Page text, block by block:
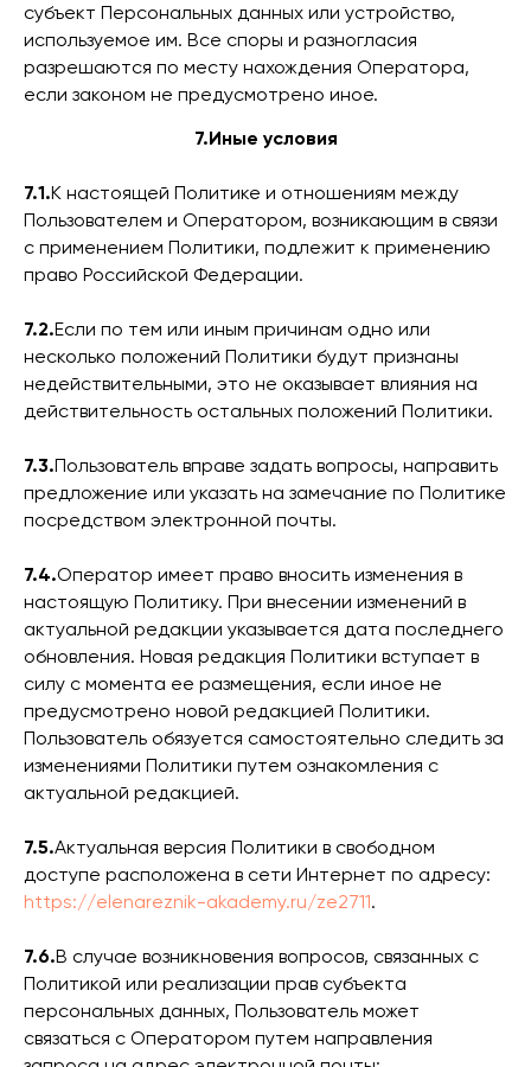
субъект Персональных данных или устройство,
используемое им. Все споры и разногласия
разрешаются по месту нахождения Оператора,
если законом не предусмотрено иное.
7.Иные условия
7.1.К настоящей Политике и отношениям между
Пользователем и Оператором, возникающим в связи
с применением Политики, подлежит к применению
право Российской Федерации.
7.2.Если по тем или иным причинам одно или
несколько положений Политики будут признаны
недействительными, это не оказывает влияния на
действительность остальных положений Политики.
7.3.Пользователь вправе задать вопросы, направить
предложение или указать на замечание по Политике
посредством электронной почты.
7.4.Оператор имеет право вносить изменения в
настоящую Политику. При внесении изменений в
актуальной редакции указывается дата последнего
обновления. Новая редакция Политики вступает в
силу с момента ее размещения, если иное не
предусмотрено новой редакцией Политики.
Пользователь обязуется самостоятельно следить за
изменениями Политики путем ознакомления с
актуальной редакцией.
7.5.Актуальная версия Политики в свободном
доступе расположена в сети Интернет по адресу:
https://elenareznik-akademy.ru/ze2711.
7.6.В случае возникновения вопросов, связанных с
Политикой или реализации прав субъекта
персональных данных, Пользователь может
связаться с Оператором путем направления